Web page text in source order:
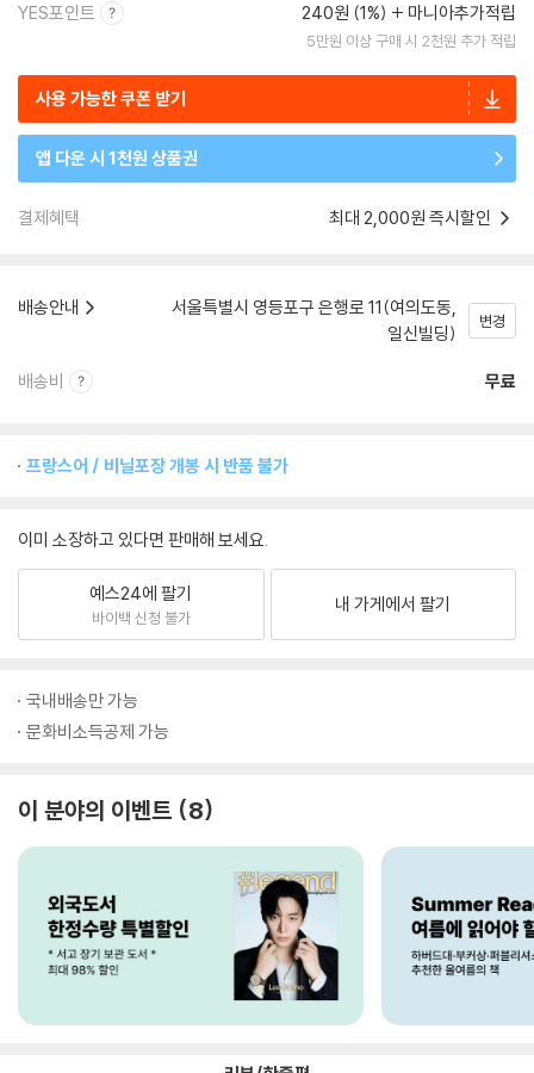
YES포인트 240원 (1%) 마니아추가적립
5만원 이상 구매 시 2천원 추가 적립
사용 가능한 쿠폰 받기
앱 다운 시 1천원 상품권
결제혜택 최대 2,000원 즉시할인
배송안내
서울특별시 영등포구 은행로 11(여의도동,
일신빌딩)
변경
배송비 무료
프랑스어 / 비닐포장 개봉 시 반품 불가
이미 소장하고 있다면 판매해 보세요.
예스24에 팔기
바이백 신청 불가
내 가게에서 팔기
국내배송만 가능
문화비소득공제 가능
이 분야의 이벤트 8